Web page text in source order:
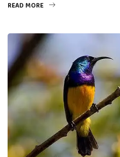
READ MORE